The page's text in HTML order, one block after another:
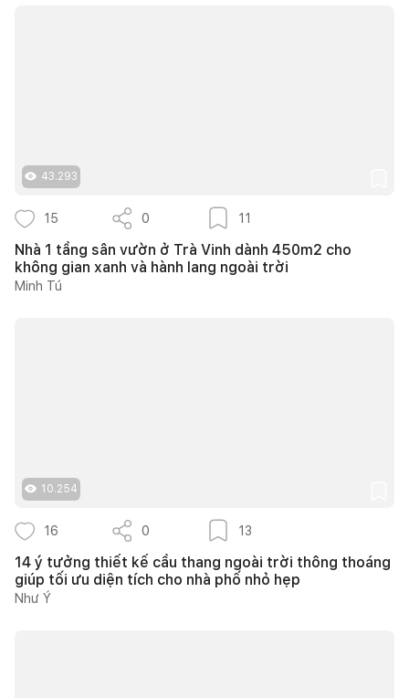
43.293
15 0 11
Nhà 1 tầng sân vườn ở Trà Vinh dành 450m2 cho
không gian xanh và hành lang ngoài trời
Minh Tú
10.254
16 0 13
14 ý tưởng thiết kế cầu thang ngoài trời thông thoáng
giúp tối ưu diện tích cho nhà phố nhỏ hẹp
Như Ý